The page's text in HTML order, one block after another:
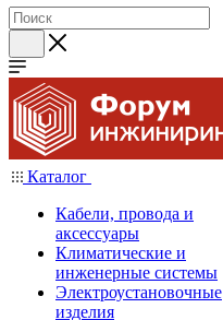
Каталог
Кабели, провода и
аксессуары
Климатические и
инженерные системы
Электроустановочные
изделия